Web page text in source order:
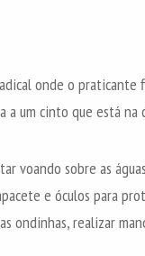
onde o praticante
a um cinto que está
voando sobre as
e óculos para
ondinhas, realizar